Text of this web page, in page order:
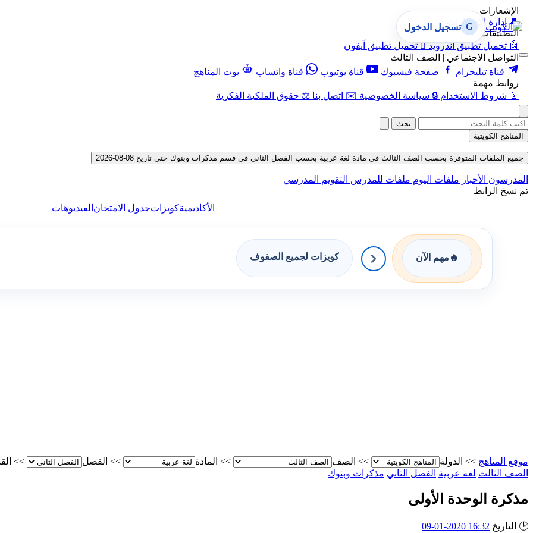
الإشعارات
🔔 إدارة الإشعارات
التطبيقات
🤖 تحميل تطبيق أندرويد  تحميل تطبيق آيفون
التواصل الاجتماعي | الصف الثالث
قناة تيليجرام
صفحة فيسبوك قناة يوتيوب قناة واتساب
بوت المناهج
روابط مهمة
📄 شروط الاستخدام 🔒 سياسة الخصوصية ✉️ اتصل بنا ⚖️ حقوق الملكية الفكرية
G تسجيل الدخول
بحث
المناهج الكويتية
جميع الملفات المتوفرة بحسب الصف الثالث في مادة لغة عربية بحسب الفصل الثاني في قسم مذكرات وبنوك حتى تاريخ 08-08-2026
المدرسون الأخبار ملفات اليوم ملفات للمدرس التقويم المدرسي
تم نسخ الرابط
الأكاديميةكويزاتجدول الامتحان الفيديوهات
🔥 مهم الآن كويزات لجميع الصفوف
موقع المناهج >> الدولة >> الصف >> المادة >> الفصل >>
الصف الثالث لغة عربية الفصل الثاني مذكرات وبنوك
مذكرة الوحدة الأولى
🕒 التاريخ 16:32 2020-01-09